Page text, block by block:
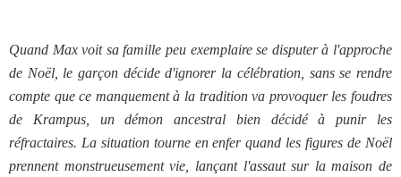
Quand Max voit sa famille peu exemplaire se disputer à l'approche
de Noël, le garçon décide d'ignorer la célébration, sans se rendre
compte que ce manquement à la tradition va provoquer les foudres
de Krampus, un démon ancestral bien décidé à punir les
réfractaires. La situation tourne en enfer quand les figures de Noël
prennent monstrueusement vie, lançant l'assaut sur la maison de